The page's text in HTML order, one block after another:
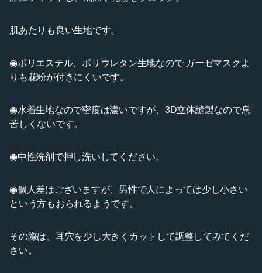
肌あたりも良い生地です。
◉ポリエステル、ポリウレタン生地なので ガーゼマスクよ
りも花粉が付きにくいです。
◉水着生地なので密度は濃いですが、3D立体縫製なので息
苦しくないです。
◉中性洗剤で押し洗いしてください。
◉個人差はございますが、男性で人によっては少し小さい
という方もおられるようです。
その際は、耳穴を少し大きくカットして調整してみてくだ
さい。